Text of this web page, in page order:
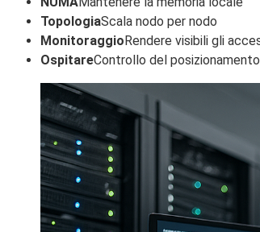
TopologiaScala nodo per nodo
MonitoraggioRendere visibili gli
OspitareControllo del